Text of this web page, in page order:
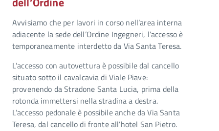
Avvisiamo che per lavori in corso nell’area interna
adiacente la sede dell’Ordine Ingegneri, l’accesso è
temporaneamente interdetto da Via Santa Teresa.
L’accesso con autovettura è possibile dal cancello
situato sotto il cavalcavia di Viale Piave:
provenendo da Stradone Santa Lucia, prima della
rotonda immettersi nella stradina a destra.
L’accesso pedonale è possibile anche da Via Santa
Teresa, dal cancello di fronte all’hotel San Pietro.